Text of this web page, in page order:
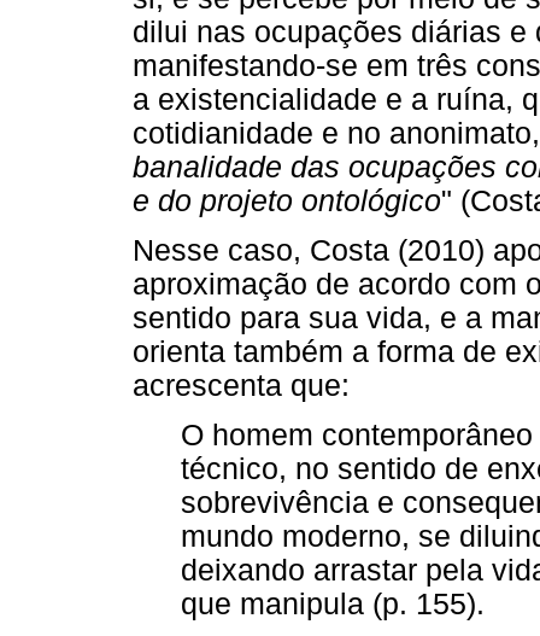
dilui nas ocupações diárias
manifestando-se em três
a existencialidade e a ruína,
cotidianidade e no
banalidade das ocupações
e do projeto ontológico"
Nesse caso, Costa (2010)
aproximação de acordo com
sentido para sua vida, e a
orienta também a forma de
acrescenta que:
O homem
técnico, no sentido de
sobrevivência e
mundo moderno, se
deixando arrastar pela
que manipula (p. 155).